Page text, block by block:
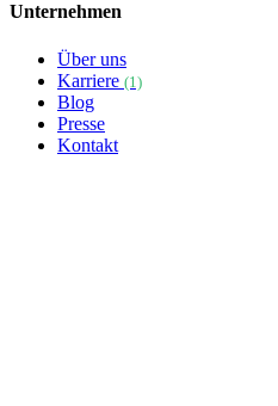
Unternehmen
Über uns
Karriere (1)
Blog
Presse
Kontakt